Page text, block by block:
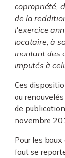
copropriété,
de la
l'exercice
locataire, à
montant des
imputés à
Ces
ou
de
novembre
Pour les
faut se